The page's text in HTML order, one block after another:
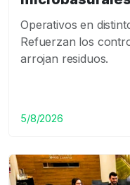
Operativos en
Refuerzan los
arrojan residuos.
5/8/2026